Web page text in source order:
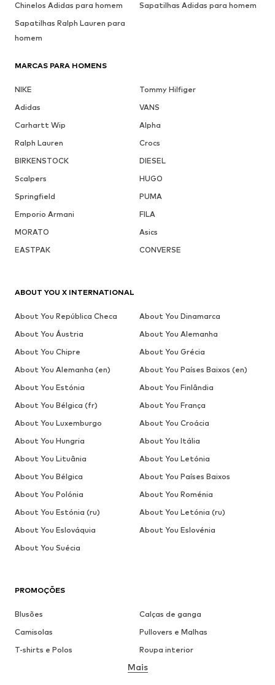
Chinelos Adidas para homem
Sapatilhas Adidas para homem
Sapatilhas Ralph Lauren para
homem
MARCAS PARA HOMENS
NIKE
Tommy Hilfiger
Adidas
VANS
Carhartt Wip
Alpha
Ralph Lauren
Crocs
BIRKENSTOCK
DIESEL
Scalpers
HUGO
Springfield
PUMA
Emporio Armani
FILA
MORATO
Asics
EASTPAK
CONVERSE
PROMOÇÕES
Blusões
Calças de ganga
Camisolas
Pullovers e Malhas
T-shirts e Polos
Roupa interior
Camisas
Mais
ABOUT YOU X INTERNATIONAL
About You República Checa
About You Dinamarca
About You Áustria
About You Alemanha
About You Chipre
About You Grécia
About You Alemanha (en)
About You Países Baixos (en)
About You Estónia
About You Finlândia
About You Bélgica (fr)
About You França
About You Luxemburgo
About You Croácia
About You Hungria
About You Itália
About You Lituânia
About You Letónia
About You Bélgica
About You Países Baixos
About You Polónia
About You Roménia
About You Estónia (ru)
About You Letónia (ru)
About You Eslováquia
About You Eslovénia
About You Suécia